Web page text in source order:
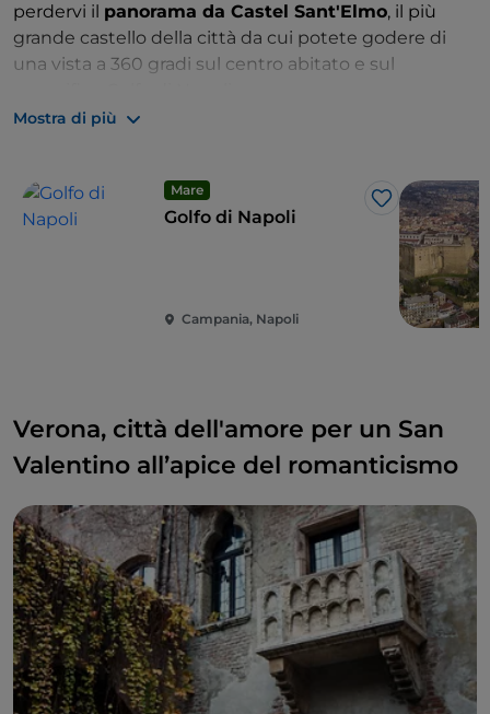
perdervi il panorama da Castel Sant'Elmo, il più
grande castello della città da cui potete godere di
una vista a 360 gradi sul centro abitato e sul
Mostra di più
Mare
Like
Golfo di Napoli
Campania, Napoli
Verona, città dell'amore per un San
Valentino all’apice del romanticismo